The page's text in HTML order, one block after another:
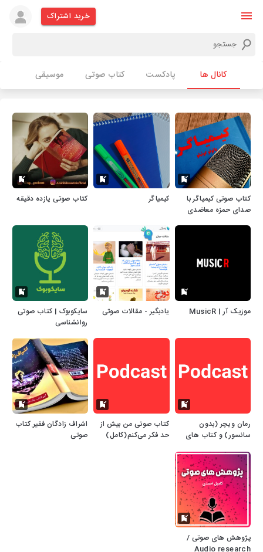
خرید اشتراک
کانال ها پادکست کتاب صوتی موسیقی
کتاب صوتی کیمیاگر با
صدای حمزه معاضدی
کیمیاگر کتاب صوتی یازده دقیقه
موزیک آر | MusicR یادبگیر - مقالات صوتی
سایکوبوک | کتاب صوتی
روانشناسی
رمان ویچر (بدون
سانسور) و کتاب های
کتاب صوتی من بیش از
حد فکر می‌کنم(کامل)
اشراف زادگان فقیر.کتاب
صوتی
پژوهش های صوتی /
Audio research